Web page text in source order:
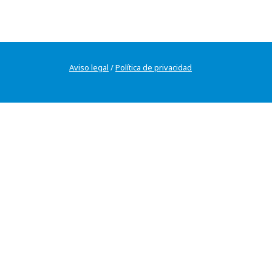
Aviso legal /Política de privacidad